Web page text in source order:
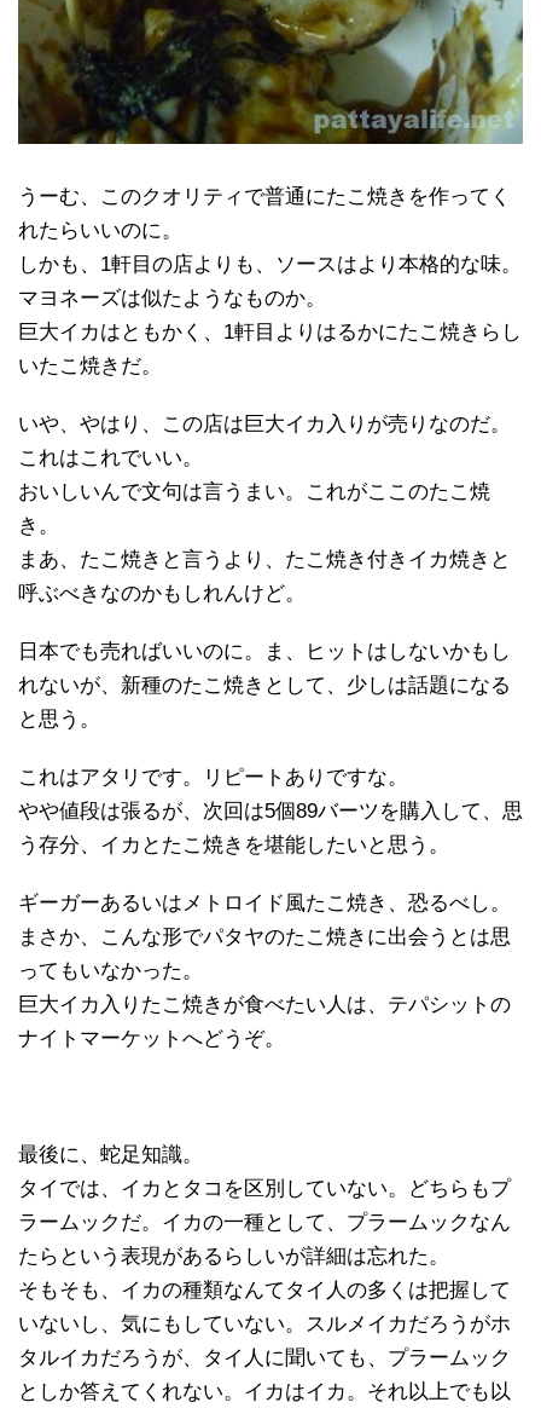
うーむ、このクオリティで普通にたこ焼きを作ってく
れたらいいのに。
しかも、1軒目の店よりも、ソースはより本格的な味。
マヨネーズは似たようなものか。
巨大イカはともかく、1軒目よりはるかにたこ焼きらし
いたこ焼きだ。
いや、やはり、この店は巨大イカ入りが売りなのだ。
これはこれでいい。
おいしいんで文句は言うまい。これがここのたこ焼
き。
まあ、たこ焼きと言うより、たこ焼き付きイカ焼きと
呼ぶべきなのかもしれんけど。
日本でも売ればいいのに。ま、ヒットはしないかもし
れないが、新種のたこ焼きとして、少しは話題になる
と思う。
これはアタリです。リピートありですな。
やや値段は張るが、次回は5個89バーツを購入して、思
う存分、イカとたこ焼きを堪能したいと思う。
ギーガーあるいはメトロイド風たこ焼き、恐るべし。
まさか、こんな形でパタヤのたこ焼きに出会うとは思
ってもいなかった。
巨大イカ入りたこ焼きが食べたい人は、テパシットの
ナイトマーケットへどうぞ。
最後に、蛇足知識。
タイでは、イカとタコを区別していない。どちらもプ
ラームックだ。イカの一種として、プラームックなん
たらという表現があるらしいが詳細は忘れた。
そもそも、イカの種類なんてタイ人の多くは把握して
いないし、気にもしていない。スルメイカだろうがホ
タルイカだろうが、タイ人に聞いても、プラームック
としか答えてくれない。イカはイカ。それ以上でも以